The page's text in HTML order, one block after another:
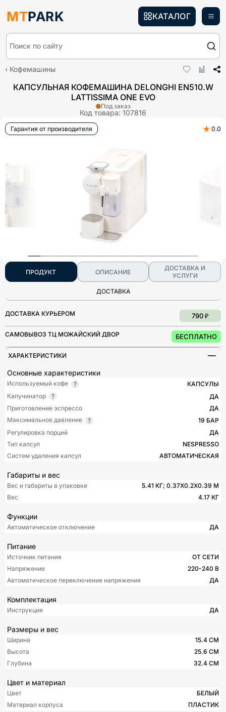
MTPARK
Поиск по сайту
КАТАЛОГ
Кофемашины
КАПСУЛЬНАЯ КОФЕМАШИНА DELONGHI EN510.W
LATTISSIMA ONE EVO
Код товара: 107816
Под заказ
Гарантия от производителя ★ 0.0
ПРОДУКТ ОПИСАНИЕ
ДОСТАВКА И
УСЛУГИ
ДОСТАВКА
ДОСТАВКА КУРЬЕРОМ 790 ₽
САМОВЫВОЗ ТЦ МОЖАЙСКИЙ ДВОР БЕСПЛАТНО
ХАРАКТЕРИСТИКИ
Основные характеристики
Используемый кофе
КАПСУЛЫ
Капучинатор
ДА
Приготовление эспрессо
ДА
Максимальное давление
19 БАР
Регулировка порций
ДА
Тип капсул
NESPRESSO
Систем удаления капсул
АВТОМАТИЧЕСКАЯ
Габариты и вес
Вес и габариты в упаковке
5.41 КГ; 0.37X0.2X0.39 М
Вес
4.17 КГ
Функции
Автоматическое отключение ДА
Питание
Источник питания
ОТ СЕТИ
Напряжение
220-240 В
Автоматическое переключение напряжения
ДА
Комплектация
Инструкция ДА
Размеры и вес
Ширина
15.4 СМ
Высота
25.6 СМ
Глубина
32.4 СМ
Цвет и материал
Цвет
БЕЛЫЙ
Материал корпуса
ПЛАСТИК